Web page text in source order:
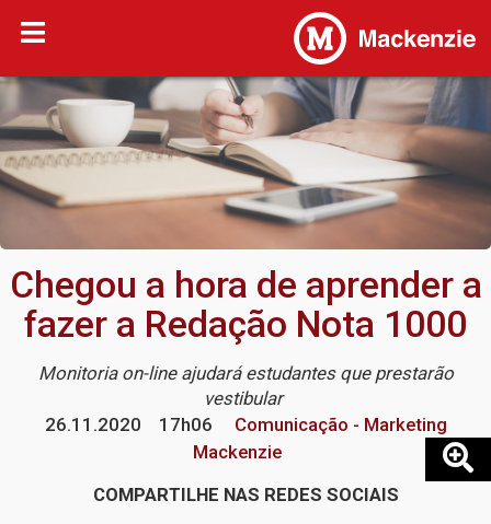
Chegou a hora de aprender a
fazer a Redação Nota 1000
Monitoria on-line ajudará estudantes que prestarão
vestibular
26.11.2020
17h06
Comunicação - Marketing
Mackenzie
COMPARTILHE NAS REDES SOCIAIS